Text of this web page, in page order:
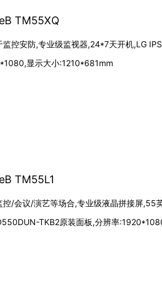
TM55XQ
监控安防,专业级监视器,24*7天开机,LG
显示大小:1210*681mm
TM55L1
控/会议/演艺等场合,专业级液晶拼接屏
TKB2原装面板,分辨率